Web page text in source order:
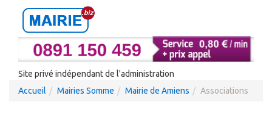
Site privé indépendant de l'administration
Accueil
Mairies Somme Mairie de Amiens Associations